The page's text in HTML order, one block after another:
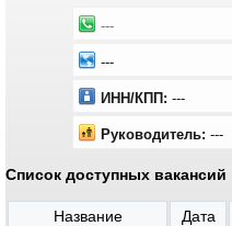
---
---
ИНН/КПП: ---
Руководитель: ---
Список доступных вакансий
Название Дата